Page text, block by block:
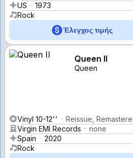
US
1973
Rock
Έλεγχος τιμής
Queen II
Queen
Vinyl 10-12''
Reissue,
Virgin EMI Records
none
Spain
2020
Rock